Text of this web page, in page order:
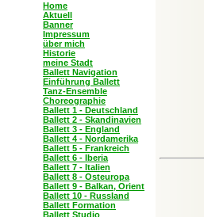
Home
Aktuell
Banner
Impressum
über mich
Historie
meine Stadt
Ballett Navigation
Einführung Ballett
Tanz-Ensemble
Choreographie
Ballett 1 - Deutschland
Ballett 2 - Skandinavien
Ballett 3 - England
Ballett 4 - Nordamerika
Ballett 5 - Frankreich
Ballett 6 - Iberia
Ballett 7 - Italien
Ballett 8 - Osteuropa
Ballett 9 - Balkan, Orient
Ballett 10 - Russland
Ballett Formation
Ballett Studio